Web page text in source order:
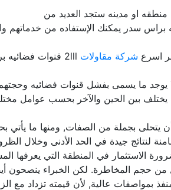
او مدينه ستجد العديد من
سدر يمكنك الإستفاده من خدماتهم
اسرع شركة مقاولات
ما يسمى بفشل قنوات فضائيه
بين الحين والآخر بحسب عوامل
بجملة من الصفات, ومنها ما يأتي
الاستثمار في المنطقة التي يعرفها
من حجم المخاطرة. لكن الخبراء ينصحون
بمواصفات عالية, لأن قيمته تزداد مع